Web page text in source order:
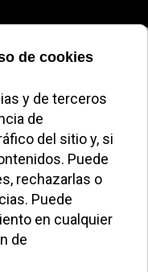
la